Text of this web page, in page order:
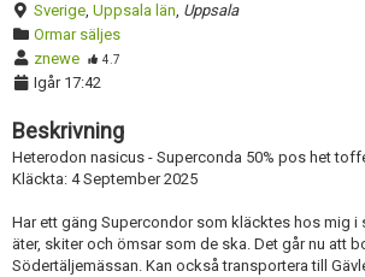
Sverige, Uppsala län, Uppsala
Ormar säljes
znewe
4.7
Igår 17:42
Beskrivning
Heterodon nasicus - Superconda 50% pos het
Kläckta: 4 September 2025
Har ett gäng Supercondor som kläcktes hos mig i
äter, skiter och ömsar som de ska. Det går nu att
Södertäljemässan. Kan också transportera till